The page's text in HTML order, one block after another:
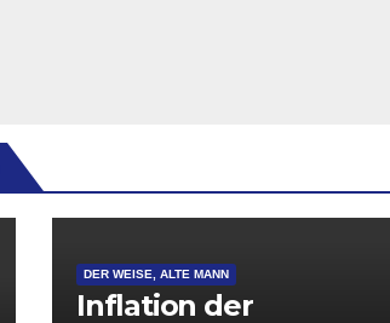
DER WEISE, ALTE MANN
Inflation der